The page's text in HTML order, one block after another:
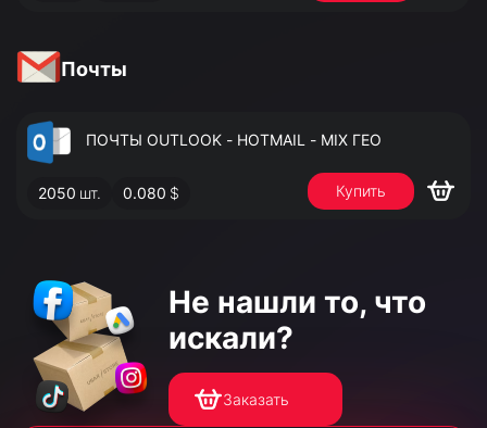
Почты
ПОЧТЫ OUTLOOK - HOTMAIL - MIX ГЕО
2050 шт. 0.080 $ Купить
Не нашли то, что
искали?
Заказать